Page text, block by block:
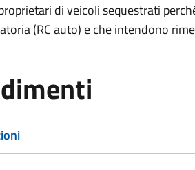
di veicoli sequestrati
(RC auto) e che intendono